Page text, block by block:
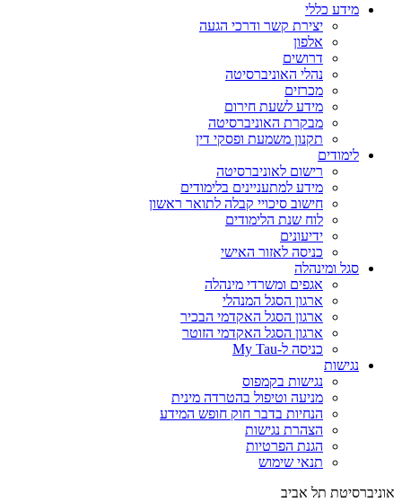
מידע כללי
יצירת קשר ודרכי הגעה
אלפון
דרושים
נהלי האוניברסיטה
מכרזים
מידע לשעת חירום
מבקרת האוניברסיטה
תקנון משמעת ופסקי דין
לימודים
רישום לאוניברסיטה
מידע למתעניינים בלימודים
חישוב סיכויי קבלה לתואר ראשון
לוח שנת הלימודים
ידיעונים
כניסה לאזור האישי
סגל ומינהלה
אגפים ומשרדי מינהלה
ארגון הסגל המנהלי
ארגון הסגל האקדמי הבכיר
ארגון הסגל האקדמי הזוטר
כניסה ל-My Tau
נגישות
נגישות בקמפוס
מניעה וטיפול בהטרדה מינית
הנחיות בדבר חוק חופש המידע
הצהרת נגישות
הגנת הפרטיות
תנאי שימוש
אוניברסיטת תל אביב